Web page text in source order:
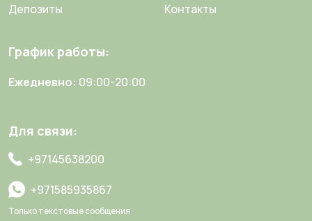
Депозиты
Контакты
График работы:
Ежедневно: 09:00-20:00
Для связи:
+97145638200
+971585935867
Только текстовые сообщения